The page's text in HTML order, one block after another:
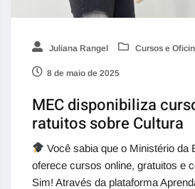
Juliana Rangel Cursos e
8 de maio de 2025
MEC disponibiliza
ratuitos sobre Cultura
Você sabia que o Ministério da
oferece cursos online, gratuitos e
Sim! Através da plataforma